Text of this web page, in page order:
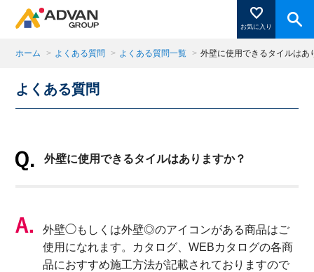
お気に入り
商品ページにある「お気に入り登録」を押すと登録した
商品がここに表示されます。
ホーム > よくある質問 > よくある質問一覧 > 外壁に使用できるタイルはあ
よくある質問
外壁に使用できるタイルはありますか？
外壁◯もしくは外壁◎のアイコンがある商品はご
使用になれます。カタログ、WEBカタログの各商
品におすすめ施工方法が記載されておりますので